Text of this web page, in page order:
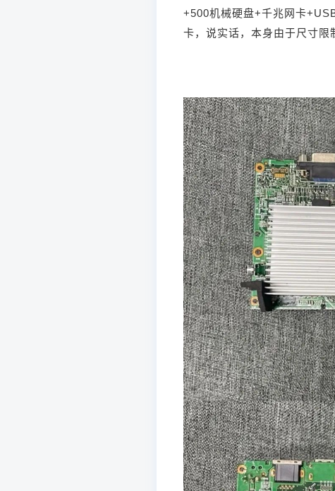
+500机械硬盘+千兆网卡
卡，说实话，本身由于尺寸限